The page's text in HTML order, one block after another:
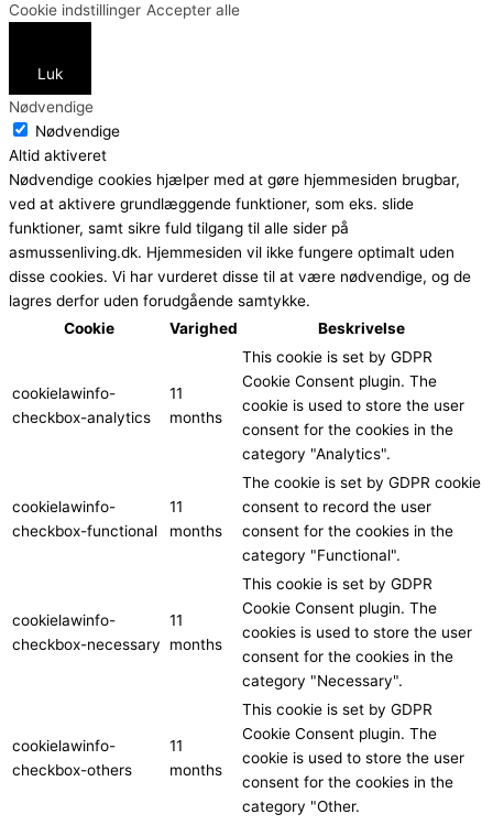
Cookie indstillinger Accepter alle
Luk
Nødvendige
Nødvendige
Altid aktiveret
Nødvendige cookies hjælper med at gøre hjemmesiden brugbar,
ved at aktivere grundlæggende funktioner, som eks. slide
funktioner, samt sikre fuld tilgang til alle sider på
asmussenliving.dk. Hjemmesiden vil ikke fungere optimalt uden
disse cookies. Vi har vurderet disse til at være nødvendige, og de
lagres derfor uden forudgående samtykke.
Cookie
Varighed Beskrivelse
cookielawinfo-
checkbox-analytics
11
months
This cookie is set by GDPR
Cookie Consent plugin. The
cookie is used to store the user
consent for the cookies in the
category "Analytics".
cookielawinfo-
checkbox-functional
11
months
The cookie is set by GDPR cookie
consent to record the user
consent for the cookies in the
category "Functional".
cookielawinfo-
checkbox-necessary
11
months
This cookie is set by GDPR
Cookie Consent plugin. The
cookies is used to store the user
consent for the cookies in the
category "Necessary".
cookielawinfo-
checkbox-others
11
months
This cookie is set by GDPR
Cookie Consent plugin. The
cookie is used to store the user
consent for the cookies in the
category "Other.